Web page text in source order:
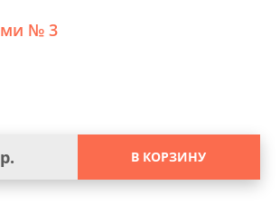
№ 3
В КОРЗИНУ